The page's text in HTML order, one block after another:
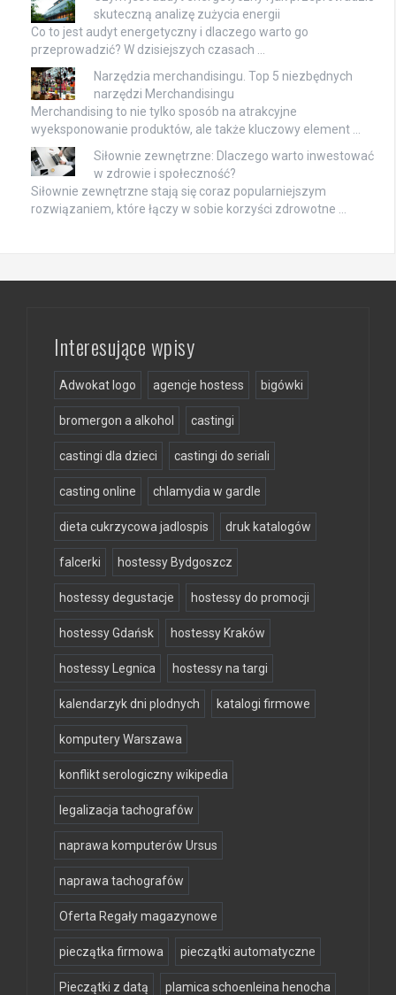
skuteczną analizę zużycia energii
Co to jest audyt energetyczny i dlaczego warto go
przeprowadzić? W dzisiejszych czasach …
Narzędzia merchandisingu. Top 5 niezbędnych
narzędzi Merchandisingu
Merchandising to nie tylko sposób na atrakcyjne
wyeksponowanie produktów, ale także kluczowy element …
Siłownie zewnętrzne: Dlaczego warto inwestować
w zdrowie i społeczność?
Siłownie zewnętrzne stają się coraz popularniejszym
rozwiązaniem, które łączy w sobie korzyści zdrowotne …
Interesujące wpisy
Adwokat logo agencje hostess bigówki
bromergon a alkohol castingi
castingi dla dzieci castingi do seriali
casting online chlamydia w gardle
dieta cukrzycowa jadlospis druk katalogów
falcerki hostessy Bydgoszcz
hostessy degustacje hostessy do promocji
hostessy Gdańsk hostessy Kraków
hostessy Legnica hostessy na targi
kalendarzyk dni plodnych katalogi firmowe
komputery Warszawa
konflikt serologiczny wikipedia
legalizacja tachografów
naprawa komputerów Ursus
naprawa tachografów
Oferta Regały magazynowe
pieczątka firmowa pieczątki automatyczne
Pieczątki z datą plamica schoenleina henocha